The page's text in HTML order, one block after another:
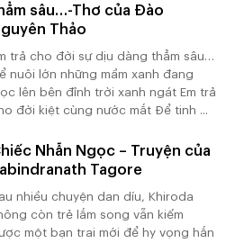
sâu…-Thơ của Đào
Thảo
trả cho đời sự dịu dàng thẳm sâu…
nuôi lớn những mầm xanh đang
lên bên đỉnh trời xanh ngát Em trả
đời kiệt cùng nước mắt Để tinh ...
Nhẫn Ngọc – Truyện của
Tagore
nhiều chuyện dan díu, Khiroda
còn trẻ lắm song vẫn kiếm
một bạn trai mới để hy vọng hắn